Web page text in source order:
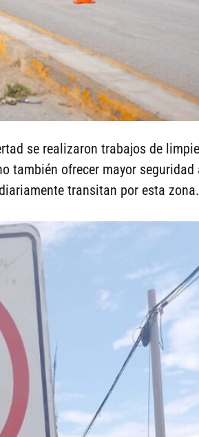
se realizaron trabajos de
también ofrecer mayor seguridad
transitan por esta zona.